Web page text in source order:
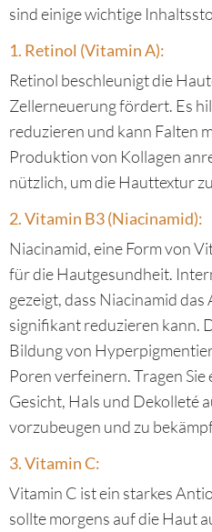
sind einige wichtige
1. Retinol (Vitamin A):
Retinol beschleunigt die
Zellerneuerung fördert. Es
reduzieren und kann Falten
Produktion von Kollagen
nützlich, um die Hauttextur
2. Vitamin B3 (Niacinamid):
Niacinamid, eine Form von
für die Hautgesundheit.
gezeigt, dass Niacinamid
signifikant reduzieren kann.
Bildung von
Poren verfeinern. Tragen Sie
Gesicht, Hals und Dekolleté
vorzubeugen und zu
3. Vitamin C:
Vitamin C ist ein starkes
sollte morgens auf die Haut